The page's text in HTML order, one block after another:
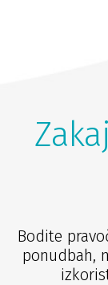
Bodite
ponudbah,